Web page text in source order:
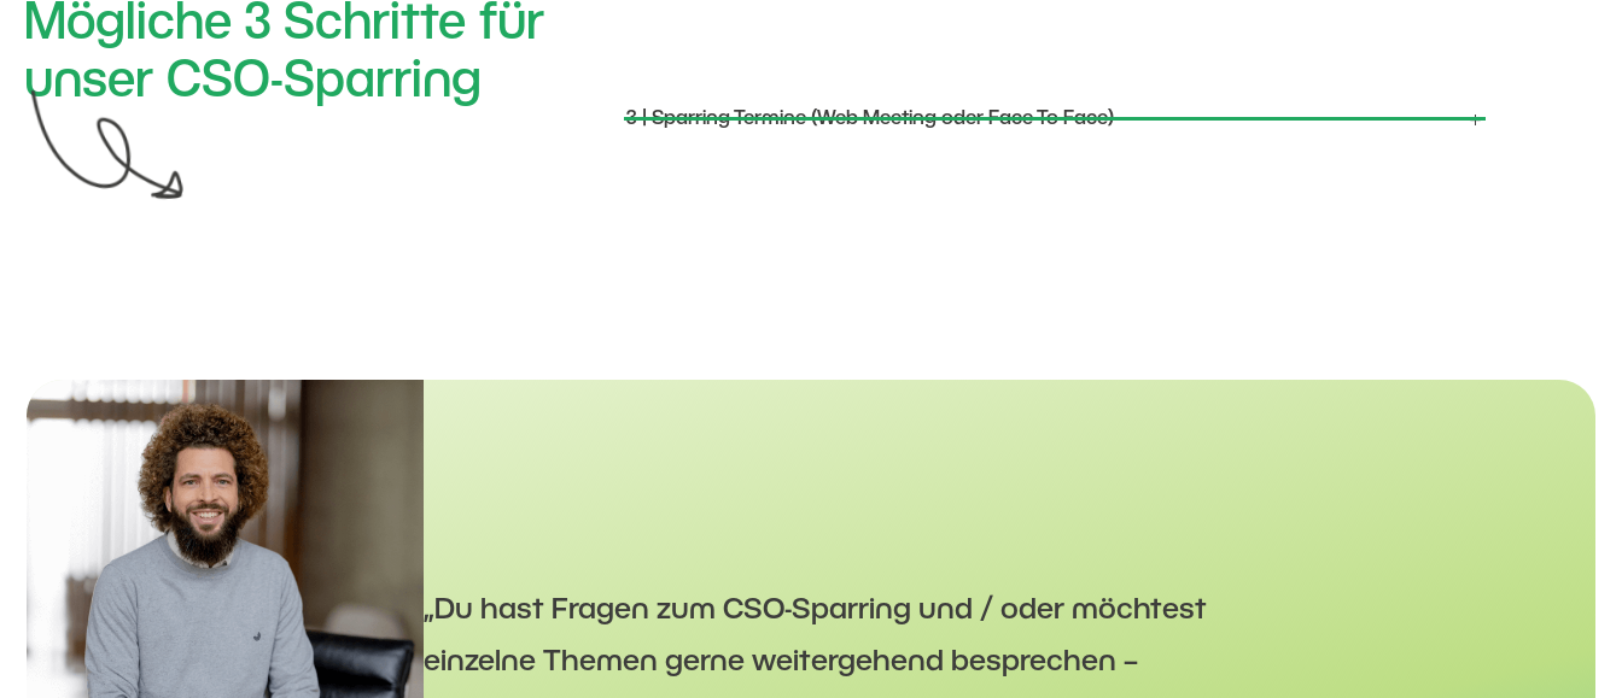
Mögliche 3 Schritte für
unser CSO-Sparring
1 | Kostenloses Strategiegespräch
2 | Einigung auf groben Unterstützungsumfang
3 | Sparring-Termine (Web Meeting oder Face-To-Face)
„Du hast Fragen zum CSO-Sparring und / oder möchtest
einzelne Themen gerne weitergehend besprechen –